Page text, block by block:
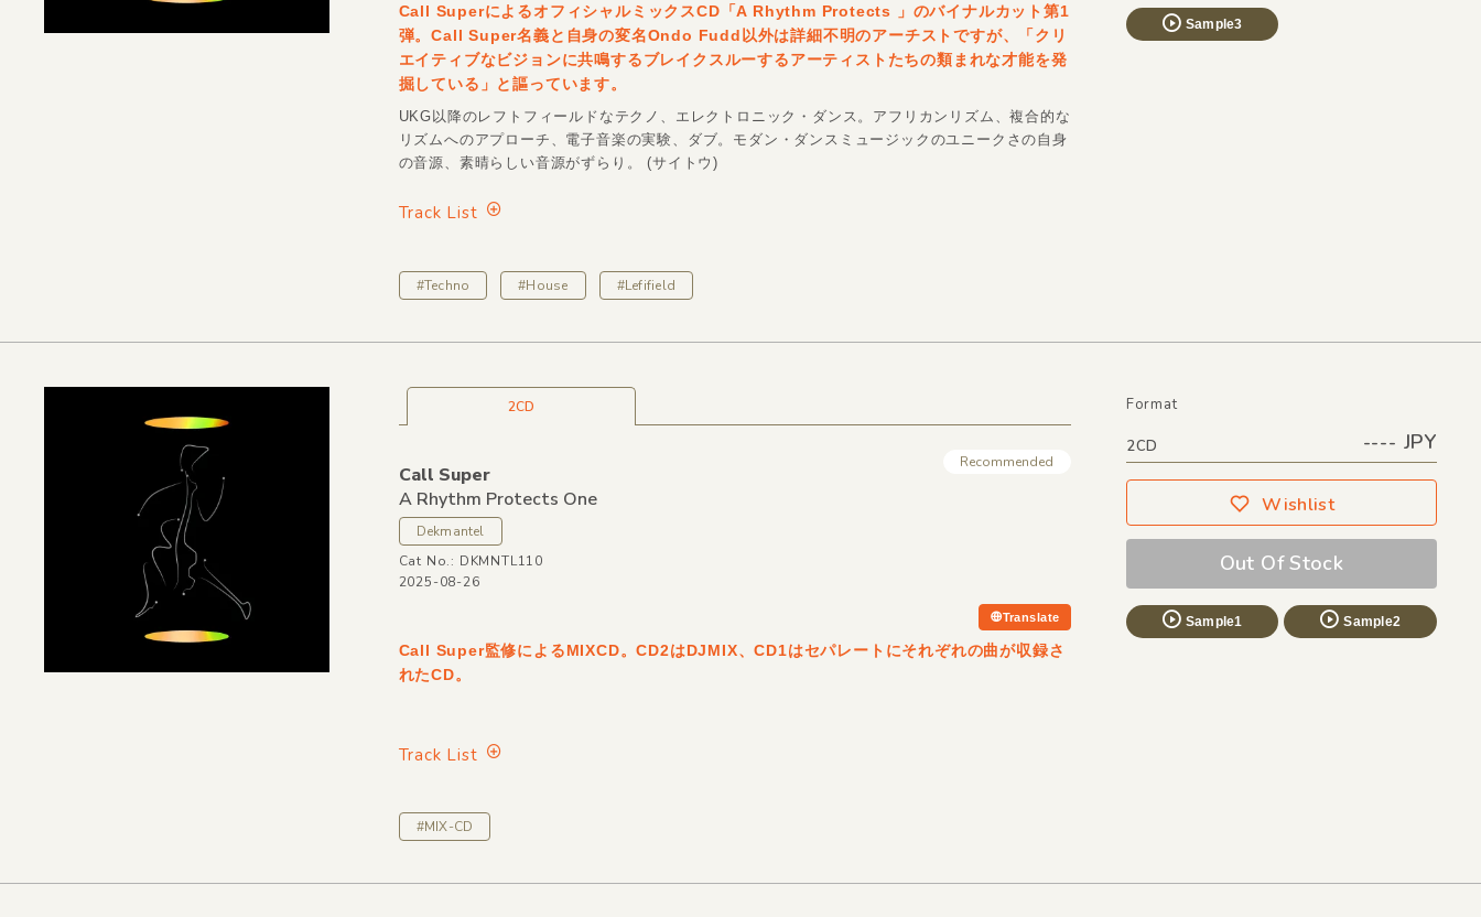
Sample3
Call SuperによるオフィシャルミックスCD「A Rhythm Protects 」のバイナルカット第1
弾。Call Super名義と自身の変名Ondo Fudd以外は詳細不明のアーチストですが、「クリ
エイティブなビジョンに共鳴するブレイクスルーするアーティストたちの類まれな才能を発
掘している」と謳っています。
UKG以降のレフトフィールドなテクノ、エレクトロニック・ダンス。アフリカンリズム、複合的な
リズムへのアプローチ、電子音楽の実験、ダブ。モダン・ダンスミュージックのユニークさの自身
の音源、素晴らしい音源がずらり。 (サイトウ)
Track List
#Techno #House #Lefifield
2CD
Recommended
Call Super
A Rhythm Protects One
Dekmantel
Cat No.: DKMNTL110
2025-08-26
Translate
Format
2CD ---- JPY
Wishlist
Out Of Stock
Sample1 Sample2
Call Super監修によるMIXCD。CD2はDJMIX、CD1はセパレートにそれぞれの曲が収録さ
れたCD。
Track List
#MIX-CD